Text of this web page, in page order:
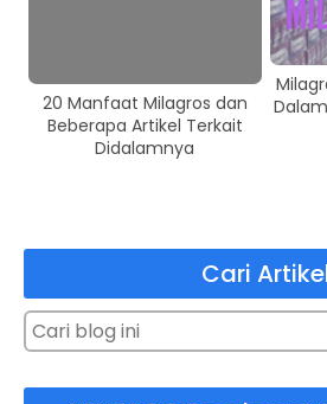
20 Manfaat Milagros dan
Beberapa Artikel Terkait
Didalamnya
Cari